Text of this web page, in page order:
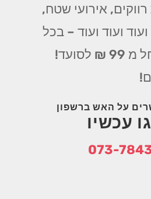
אירועי שטח,
ועוד ועוד – בכל
טווחי המחיר והחל מ 99 ₪ לסועד!
על האש ברשפון
עכשיו
073-